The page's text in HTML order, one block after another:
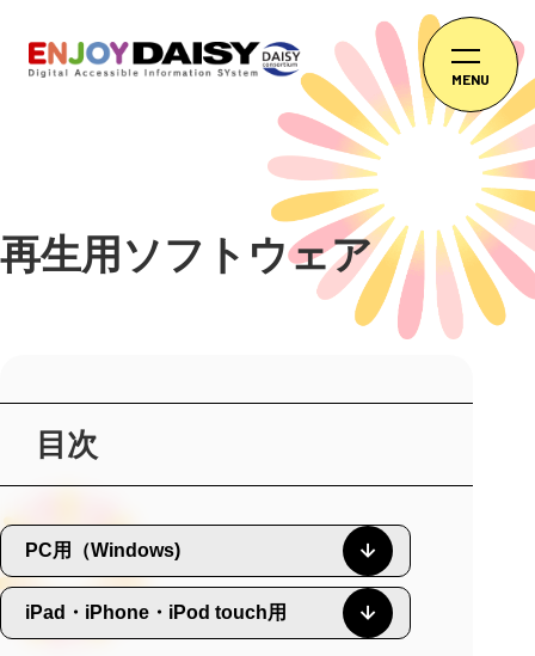
MENU
再生用ソフトウェア
目次
PC用（Windows)
iPad・iPhone・iPod touch用